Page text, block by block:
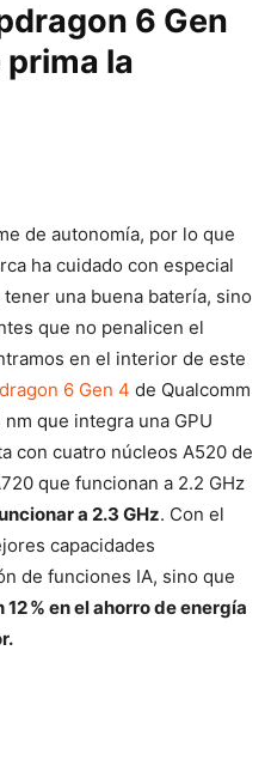
6 Gen
la
de autonomía, por lo que
ha cuidado con especial
una buena batería, sino
que no penalicen el
en el interior de este
6 Gen 4 de Qualcomm
que integra una GPU
con cuatro núcleos A520 de
que funcionan a 2.2 GHz
a 2.3 GHz. Con el
capacidades
de funciones IA, sino que
% en el ahorro de energía